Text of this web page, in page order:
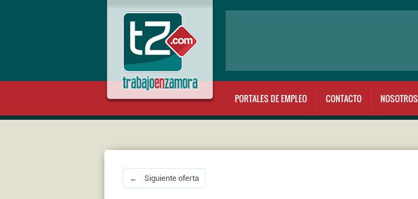
PORTALES DE EMPLEO CONTACTO NOSOTROS
← Siguiente oferta